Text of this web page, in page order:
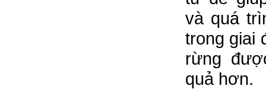
và quá
trong giai
rừng
quả hơn.